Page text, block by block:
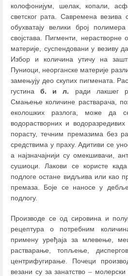
колофонијум, шелак, копали,
светског рата. Савремена везива
обухватају велики број
својстава. Пигменти, нерастворне
материје, суспендовани у везиву
Избор и количина утичу на
Пуниоци, неорганске материје
замeњују део скупих пигмената.
густинаб. и л. ради лакшег
Смањење количине растварача,
еколошких разлога, може да
водорастворних и водоразредивих
порасту, течним премазима без
средствима у праху. Адитиви се
а најзначајнији су омекшивачи,
сушиоци. Лакови се користе
подлоге остане видљива или као
премаза. Боје се наносе у
подлогу.
Производе се од сировина и
рецептура о потребним
примену уређаја за млевење,
растварање, топљење,
центрифугирање. Почеци
везани су за занатство– молерски